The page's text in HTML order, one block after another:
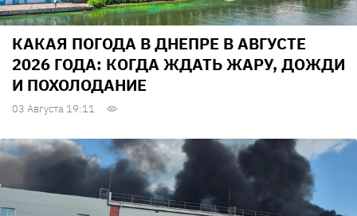
КАКАЯ ПОГОДА В ДНЕПРЕ В АВГУСТЕ
2026 ГОДА: КОГДА ЖДАТЬ ЖАРУ, ДОЖДИ
И ПОХОЛОДАНИЕ
03 Августа 19:11